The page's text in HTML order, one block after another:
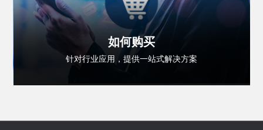
如何购买
针对行业应用，提供一站式解决方案